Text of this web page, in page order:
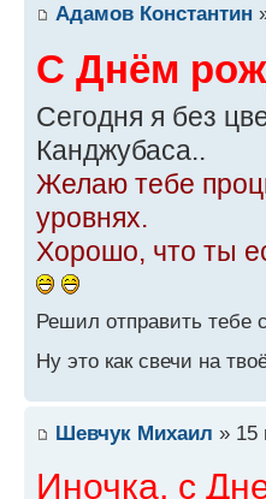
Адамов Константин
С Днём
Сегодня я без
Канджубаса..
Желаю тебе
уровнях.
Хорошо, что ты
Решил отправить тебе
Ну это как свечи на
Шевчук Михаил » 15
Иночка, с